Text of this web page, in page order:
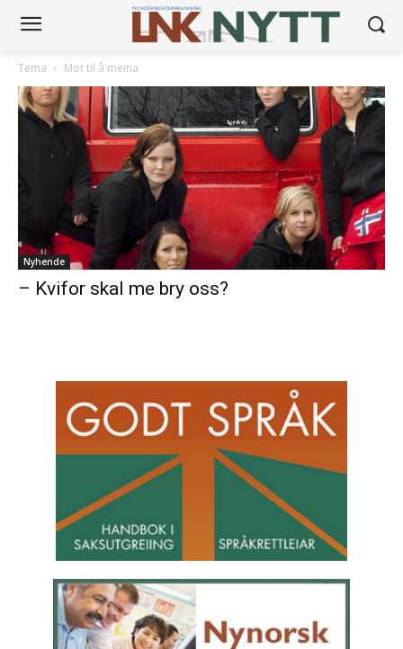
Tema Mot til å meina
Nyhende
– Kvifor skal me bry oss?